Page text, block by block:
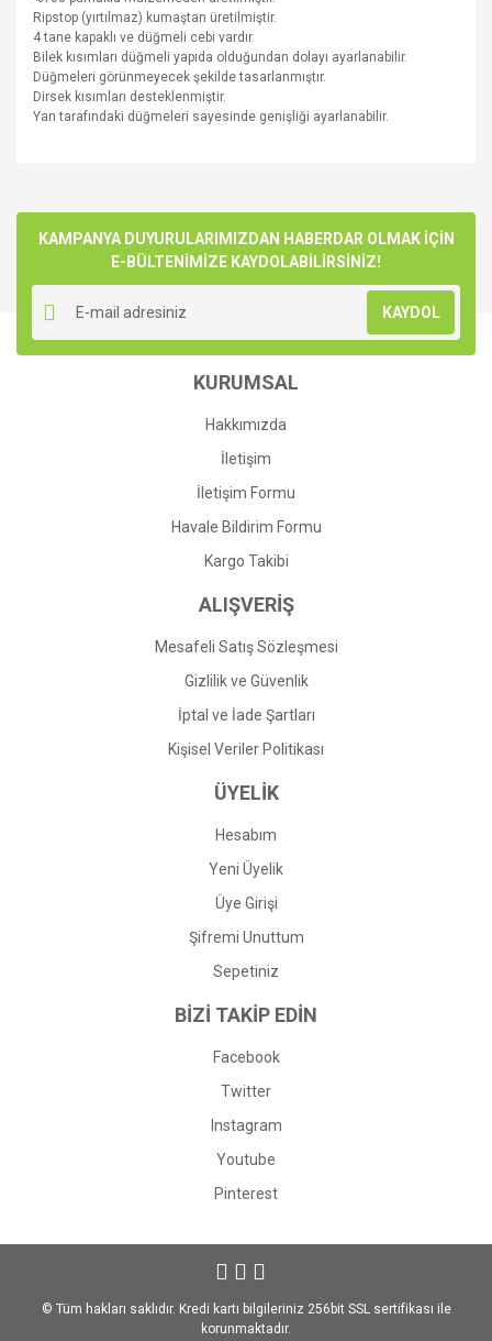
Ripstop (yırtılmaz) kumaştan üretilmiştir.
4 tane kapaklı ve düğmeli cebi vardır.
Bilek kısımları düğmeli yapıda olduğundan dolayı ayarlanabilir.
Düğmeleri görünmeyecek şekilde tasarlanmıştır.
Dirsek kısımları desteklenmiştir.
Yan tarafındaki düğmeleri sayesinde genişliği ayarlanabilir.
Yorum Yaz
kullanarak tarafımıza iletebilirsiniz.
Görüş ve önerileriniz için teşekkür ederiz.
Ürün resmi kalitesiz, bozuk veya görüntülenemiyor.
Ürün açıklamasında eksik bilgiler bulunuyor.
Ürün bilgilerinde hatalar bulunuyor.
Ürün fiyatı diğer sitelerden daha pahalı.
Gönder
KAMPANYA DUYURULARIMIZDAN HABERDAR OLMAK İÇİN
E-BÜLTENİMİZE KAYDOLABİLİRSİNİZ!
KAYDOL
KURUMSAL
Hakkımızda
İletişim
İletişim Formu
Havale Bildirim Formu
Kargo Takibi
ALIŞVERİŞ
Mesafeli Satış Sözleşmesi
Gizlilik ve Güvenlik
İptal ve İade Şartları
Kişisel Veriler Politikası
ÜYELİK
Hesabım
Yeni Üyelik
Üye Girişi
Şifremi Unuttum
Sepetiniz
BİZİ TAKİP EDİN
Facebook
Twitter
Instagram
Youtube
Pinterest
© Tüm hakları saklıdır. Kredi kartı bilgileriniz 256bit SSL sertifikası ile
korunmaktadır.